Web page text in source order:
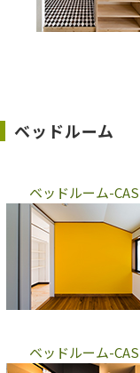
ベッドルーム
ベッドルーム-
ベッドルーム-